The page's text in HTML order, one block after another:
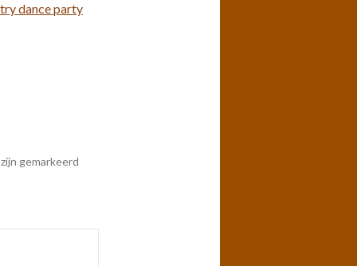
dance party
gemarkeerd